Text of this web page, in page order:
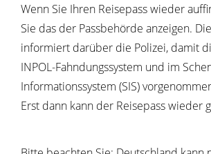
Wenn Sie Ihren Reisepass wieder
Sie das der Passbehörde anzeigen.
informiert darüber die Polizei, damit
INPOL-Fahndungssystem und im
Informationssystem (SIS)
Erst dann kann der Reisepass wieder